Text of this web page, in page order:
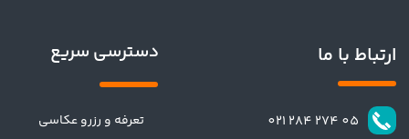
ارتباط با ما
​​05 274 284 021​​​​​​​
دسترسی سریع
تعرفه و رزرو عکاسی